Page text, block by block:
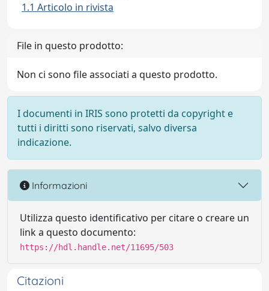
1.1 Articolo in rivista
File in questo prodotto:
Non ci sono file associati a questo prodotto.
I documenti in IRIS sono protetti da copyright e
tutti i diritti sono riservati, salvo diversa
indicazione.
Informazioni
Utilizza questo identificativo per citare o creare un
link a questo documento:
https://hdl.handle.net/11695/503
Citazioni